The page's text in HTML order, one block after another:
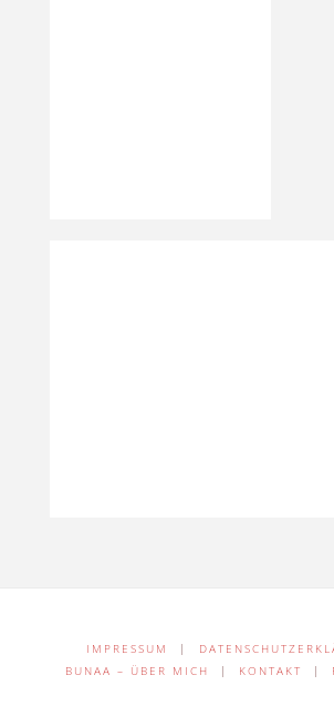
IMPRESSUM |
BUNAA – ÜBER MICH
| KONTAKT |